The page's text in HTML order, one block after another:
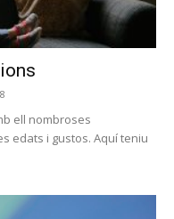
ell nombroses
edats i gustos. Aquí teniu